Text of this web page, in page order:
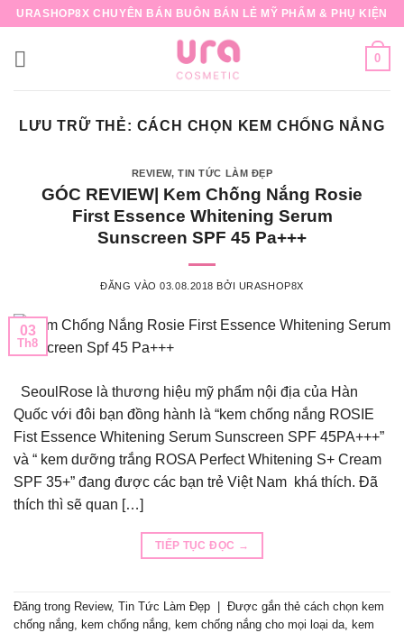
Bỏ
nội
URASHOP8X CHUYÊN BÁN BUÔN BÁN LẺ MỸ PHẨM & PHỤ KIỆN
0
LƯU TRỮ THẺ: CÁCH CHỌN KEM CHỐNG NẮNG
REVIEW,TIN TỨC LÀM ĐẸP
GÓC REVIEW| Kem Chống Nắng Rosie
First Essence Whitening Serum
Sunscreen SPF 45 Pa+++
ĐĂNG VÀO03.08.2018 BỞI URASHOP8X
03
Th8
SeoulRose là thương hiệu mỹ phẩm nội địa của Hàn
Quốc với đôi bạn đồng hành là “kem chống nắng ROSIE
Fist Essence Whitening Serum Sunscreen SPF 45PA+++”
và “ kem dưỡng trắng ROSA Perfect Whitening S+ Cream
SPF 35+” đang được các bạn trẻ Việt Nam khá thích. Đã
thích thì sẽ quan […]
TIẾP TỤC ĐỌC →
Đăng trong Review, Tin Tức Làm Đẹp Được gắn thẻ cách chọn kem
chống nắng
kem chống nắng kem chống nắng cho mọi loại da
kem